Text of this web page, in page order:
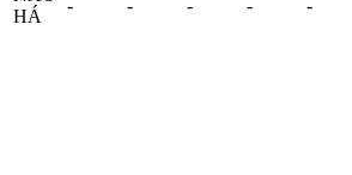
HÁ
- - - - -